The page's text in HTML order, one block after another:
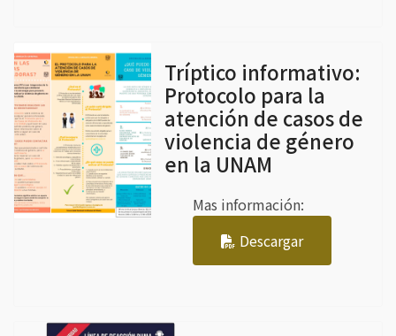
Tríptico informativo:
Protocolo para la
atención de casos de
violencia de género
en la UNAM
Mas información:
Descargar